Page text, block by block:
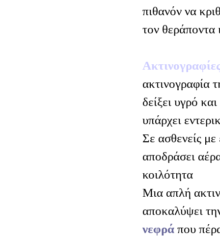
πιθανόν να
τον θεράποντα
ακτινογραφία
δείξει υγρό
υπάρχει
Σε ασθενείς με
αποδράσει
κοιλότητα
Μια απλή
αποκαλύψει
νεφρά που